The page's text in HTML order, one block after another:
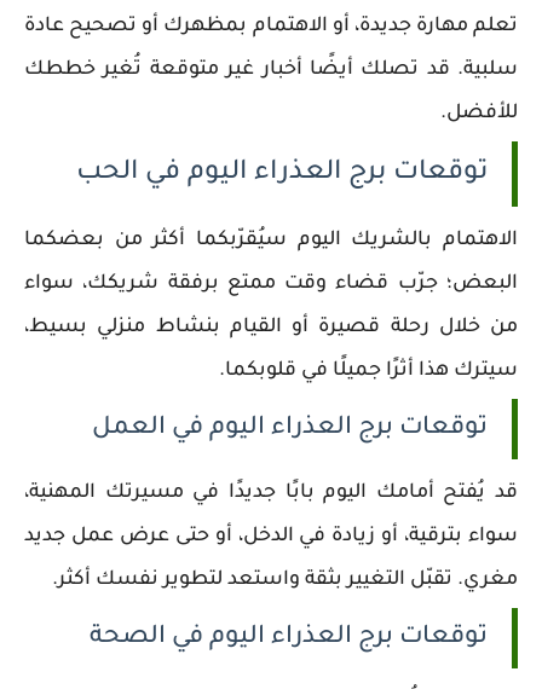
تعلم مهارة جديدة، أو الاهتمام بمظهرك أو تصحيح عادة
سلبية. قد تصلك أيضًا أخبار غير متوقعة تُغير خططك
للأفضل.
توقعات برج العذراء اليوم في الحب
الاهتمام بالشريك اليوم سيُقرّبكما أكثر من بعضكما
البعض؛ جرّب قضاء وقت ممتع برفقة شريكك، سواء
من خلال رحلة قصيرة أو القيام بنشاط منزلي بسيط،
سيترك هذا أثرًا جميلًا في قلوبكما.
توقعات برج العذراء اليوم في العمل
قد يُفتح أمامك اليوم بابًا جديدًا في مسيرتك المهنية،
سواء بترقية، أو زيادة في الدخل، أو حتى عرض عمل جديد
مغري. تقبّل التغيير بثقة واستعد لتطوير نفسك أكثر.
توقعات برج العذراء اليوم في الصحة